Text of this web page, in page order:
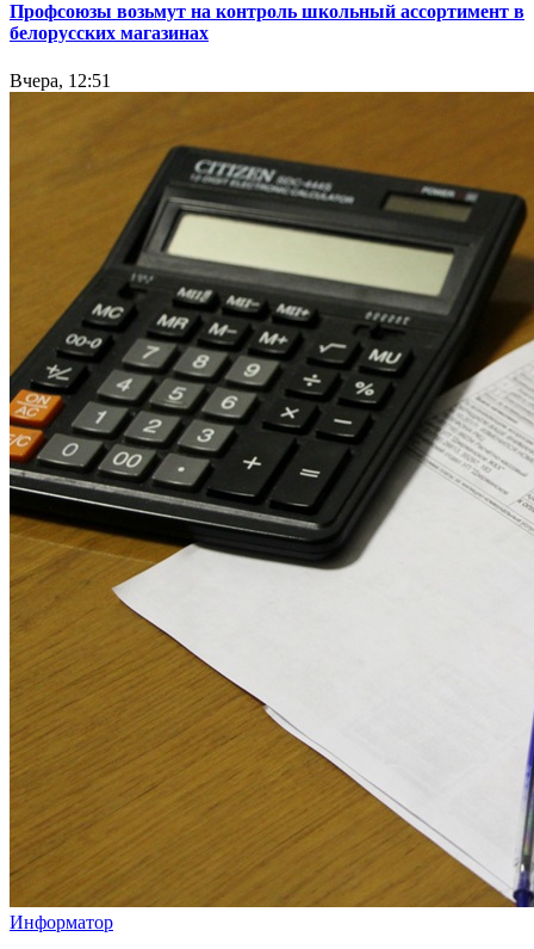
Профсоюзы возьмут на контроль школьный ассортимент в
белорусских магазинах
Вчера, 12:51
Информатор